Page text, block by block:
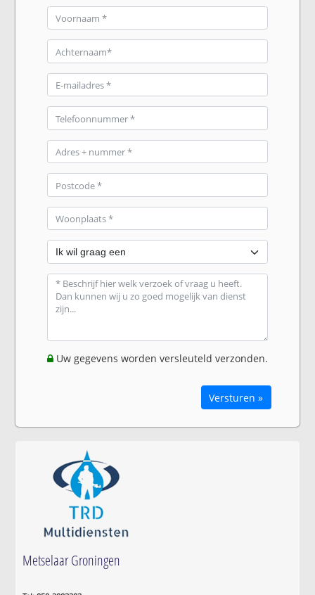
Uw gegevens worden versleuteld verzonden.
Versturen »
Metselaar Groningen